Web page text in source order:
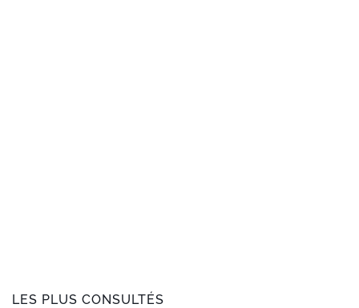
LES PLUS CONSULTÉS